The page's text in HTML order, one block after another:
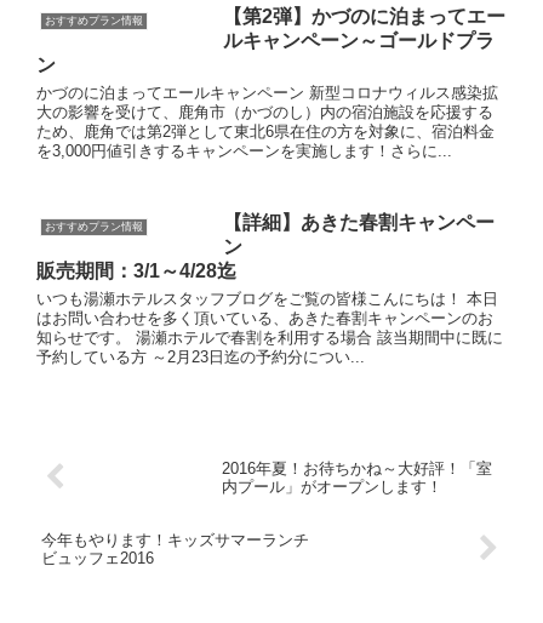
おすすめプラン情報
【第2弾】かづのに泊まってエー
ルキャンペーン～ゴールドプラ
ン
かづのに泊まってエールキャンペーン 新型コロナウィルス感染拡
大の影響を受けて、鹿角市（かづのし）内の宿泊施設を応援する
ため、鹿角では第2弾として東北6県在住の方を対象に、宿泊料金
を3,000円値引きするキャンペーンを実施します！さらに...
おすすめプラン情報
【詳細】あきた春割キャンペー
ン
販売期間：3/1～4/28迄
いつも湯瀬ホテルスタッフブログをご覧の皆様こんにちは！ 本日
はお問い合わせを多く頂いている、あきた春割キャンペーンのお
知らせです。 湯瀬ホテルで春割を利用する場合 該当期間中に既に
予約している方 ～2月23日迄の予約分につい...
2016年夏！お待ちかね～大好評！「室
内プール」がオープンします！
今年もやります！キッズサマーランチ
ビュッフェ2016